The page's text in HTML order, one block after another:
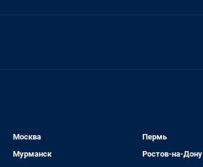
Москва
Мурманск
Пермь
Ростов-на-Дону